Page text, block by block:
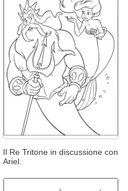
Il Re Tritone in discussione con
Ariel.